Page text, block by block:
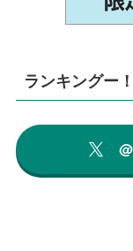
ランキングー